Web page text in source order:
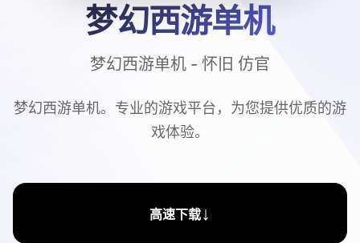
梦幻西游单机
梦幻西游单机 - 怀旧 仿官
梦幻西游单机。专业的游戏平台，为您提供优质的游
戏体验。
高速下载↓